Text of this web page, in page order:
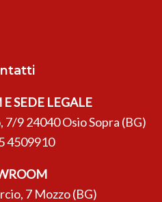
SEDE LEGALE
7/9 24040 Osio Sopra (BG)
4509910
7 Mozzo (BG)